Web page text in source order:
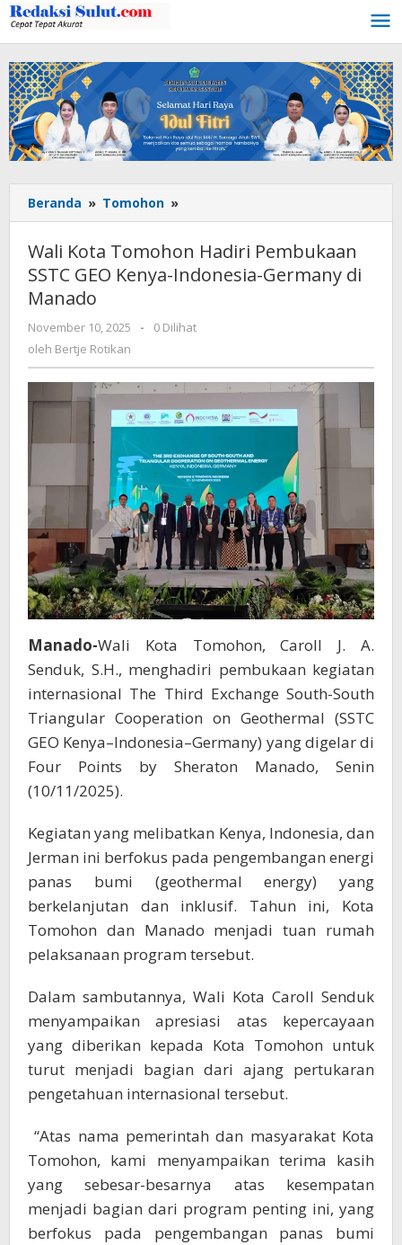
Lewati
ke
konten
Beranda » Tomohon »
Kota
Tomohon
Hadiri
Pembukaan
Kenya-
Germany
di
Manado
Wali Kota Tomohon Hadiri Pembukaan
SSTC GEO Kenya-Indonesia-Germany di
Manado
November 10, 2025
oleh
-
0 Dilihat
oleh Bertje Rotikan
Manado-Wali Kota Tomohon, Caroll J. A.
Senduk, S.H., menghadiri pembukaan kegiatan
internasional The Third Exchange South-South
Triangular Cooperation on Geothermal (SSTC
GEO Kenya–Indonesia–Germany) yang digelar di
Four Points by Sheraton Manado, Senin
(10/11/2025).
Kegiatan yang melibatkan Kenya, Indonesia, dan
Jerman ini berfokus pada pengembangan energi
panas bumi (geothermal energy) yang
berkelanjutan dan inklusif. Tahun ini, Kota
Tomohon dan Manado menjadi tuan rumah
pelaksanaan program tersebut.
Dalam sambutannya, Wali Kota Caroll Senduk
menyampaikan apresiasi atas kepercayaan
yang diberikan kepada Kota Tomohon untuk
turut menjadi bagian dari ajang pertukaran
pengetahuan internasional tersebut.
“Atas nama pemerintah dan masyarakat Kota
Tomohon, kami menyampaikan terima kasih
yang sebesar-besarnya atas kesempatan
menjadi bagian dari program penting ini, yang
berfokus pada pengembangan panas bumi